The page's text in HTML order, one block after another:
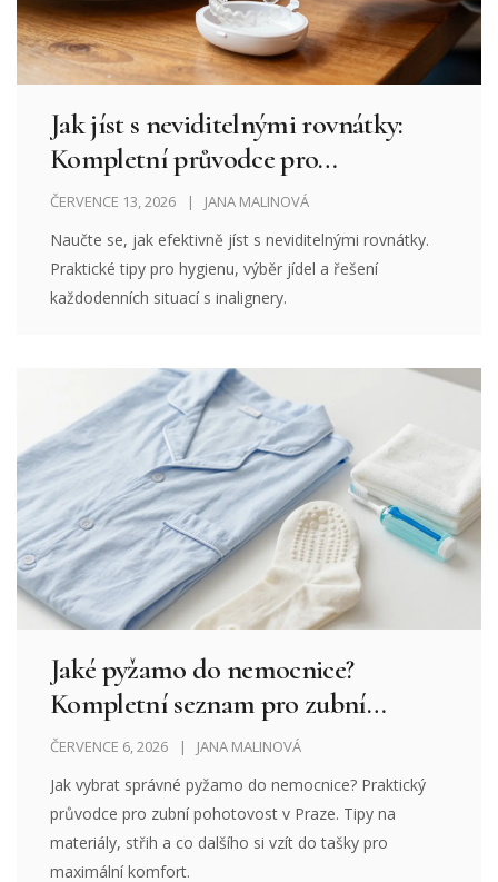
Jak jíst s neviditelnými rovnátky:
Kompletní průvodce pro
začátečníky
ČERVENCE 13, 2026 JANA MALINOVÁ
Naučte se, jak efektivně jíst s neviditelnými rovnátky.
Praktické tipy pro hygienu, výběr jídel a řešení
každodenních situací s inalignery.
Jaké pyžamo do nemocnice?
Kompletní seznam pro zubní
pohotovost v Praze
ČERVENCE 6, 2026 JANA MALINOVÁ
Jak vybrat správné pyžamo do nemocnice? Praktický
průvodce pro zubní pohotovost v Praze. Tipy na
materiály, střih a co dalšího si vzít do tašky pro
maximální komfort.